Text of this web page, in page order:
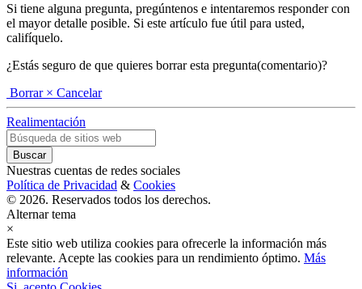
Si tiene alguna pregunta, pregúntenos e intentaremos responder con
el mayor detalle posible. Si este artículo fue útil para usted,
califíquelo.
¿Estás seguro de que quieres borrar esta pregunta(comentario)?
Borrar × Cancelar
Realimentación
Nuestras cuentas de redes sociales
Política de Privacidad & Cookies
© 2026. Reservados todos los derechos.
Alternar tema
×
Este sitio web utiliza cookies para ofrecerle la información más
relevante. Acepte las cookies para un rendimiento óptimo. Más
información